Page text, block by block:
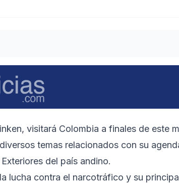
visitará Colombia a finales de este
temas relacionados con su
del país andino.
lucha contra el narcotráfico y su